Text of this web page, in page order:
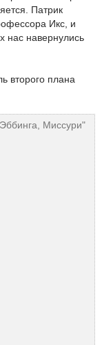
Патрик
Икс, и
нас навернулись
второго плана
Миссури"